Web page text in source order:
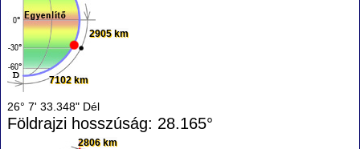
7102 km
2905 km
26° 7' 33.348" Dél
Földrajzi hosszúság: 28.165°
2806 km